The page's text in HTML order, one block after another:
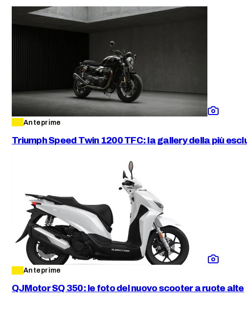
Anteprime
Triumph Speed Twin 1200 TFC: la gallery della più
Anteprime
QJMotor SQ 350: le foto del nuovo scooter a ruote alte